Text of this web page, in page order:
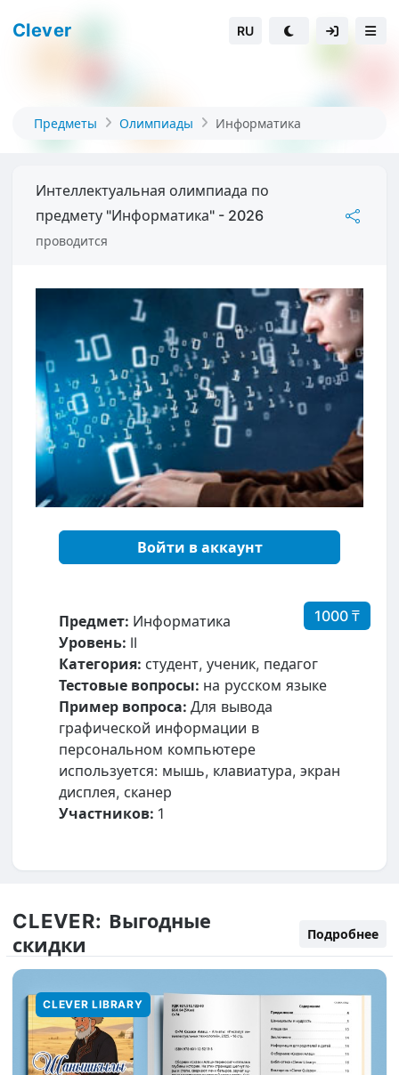
Clever RU
Предметы Олимпиады Информатика
Интеллектуальная олимпиада по
предмету "Информатика" - 2026
проводится
Войти в аккаунт
1000 ₸
Предмет: Информатика
Уровень: II
Категория: студент, ученик, педагог
Тестовые вопросы: на русском языке
Пример вопроса: Для вывода
графической информации в
персональном компьютере
используется: мышь, клавиатура, экран
дисплея, сканер
Участников: 1
CLEVER: Выгодные
скидки
Подробнее
CLEVER LIBRARY